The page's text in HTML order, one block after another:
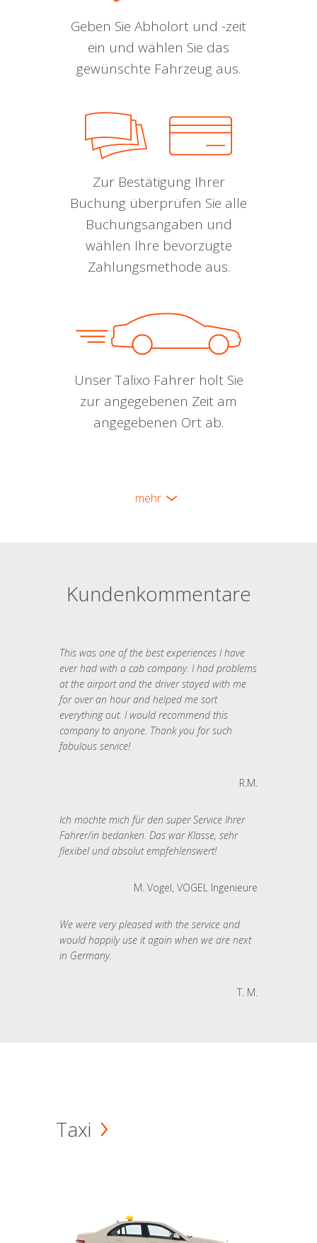
Geben Sie Abholort und -zeit
ein und wählen Sie das
gewünschte Fahrzeug aus.
Zur Bestätigung Ihrer
Buchung überprüfen Sie alle
Buchungsangaben und
wählen Ihre bevorzugte
Zahlungsmethode aus.
Unser Talixo Fahrer holt Sie
zur angegebenen Zeit am
angegebenen Ort ab.
mehr
Kundenkommentare
This was one of the best experiences I have
ever had with a cab company. I had problems
at the airport and the driver stayed with me
for over an hour and helped me sort
everything out. I would recommend this
company to anyone. Thank you for such
fabulous service!
R.M.
Ich möchte mich für den super Service Ihrer
Fahrer/in bedanken. Das war Klasse, sehr
flexibel und absolut empfehlenswert!
M. Vogel, VOGEL Ingenieure
We were very pleased with the service and
would happily use it again when we are next
in Germany.
T. M.
Taxi